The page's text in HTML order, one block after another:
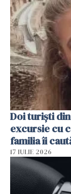
Doi turiști
excursie cu
familia îi
17 IULIE 2026